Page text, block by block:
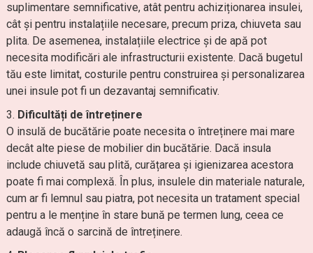
suplimentare semnificative, atât pentru achiziționarea insulei,
cât și pentru instalațiile necesare, precum priza, chiuveta sau
plita. De asemenea, instalațiile electrice și de apă pot
necesita modificări ale infrastructurii existente. Dacă bugetul
tău este limitat, costurile pentru construirea și personalizarea
unei insule pot fi un dezavantaj semnificativ.
Dificultăți de întreținere
O insulă de bucătărie poate necesita o întreținere mai mare
decât alte piese de mobilier din bucătărie. Dacă insula
include chiuvetă sau plită, curățarea și igienizarea acestora
poate fi mai complexă. În plus, insulele din materiale naturale,
cum ar fi lemnul sau piatra, pot necesita un tratament special
pentru a le menține în stare bună pe termen lung, ceea ce
adaugă încă o sarcină de întreținere.